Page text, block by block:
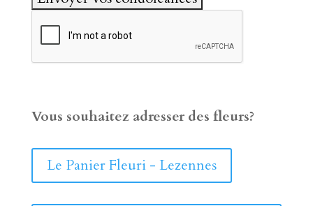
Vous souhaitez adresser des fleurs?
Le Panier Fleuri - Lezennes